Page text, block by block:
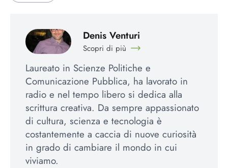
Denis Venturi
Scopri di più
Laureato in Scienze Politiche e
Comunicazione Pubblica, ha lavorato in
radio e nel tempo libero si dedica alla
scrittura creativa. Da sempre appassionato
di cultura, scienza e tecnologia è
costantemente a caccia di nuove curiosità
in grado di cambiare il mondo in cui
viviamo.